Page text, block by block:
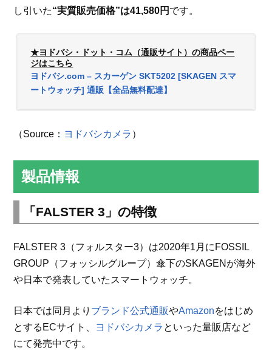
し引いた“実質販売価格”は41,580円 です。
★ヨドバシ・ドット・コム（通販サイト）の商品ペー
ジはこちら
ヨドバシ.com – スカーゲン SKT5202 [SKAGEN スマ
ートウォッチ] 通販【全品無料配達】
（Source： ヨドバシカメラ ）
製品情報
「FALSTER 3」の特徴
FALSTER 3（フォルスター3）は2020年1月にFOSSIL
GROUP（フォッシルグループ）傘下のSKAGENが海外
や日本で発表していたスマートウォッチ。
日本では同月より ブランド公式通販やAmazonをはじめ
とするECサイト、 ヨドバシカメラ といった量販店など
にて発売中です。